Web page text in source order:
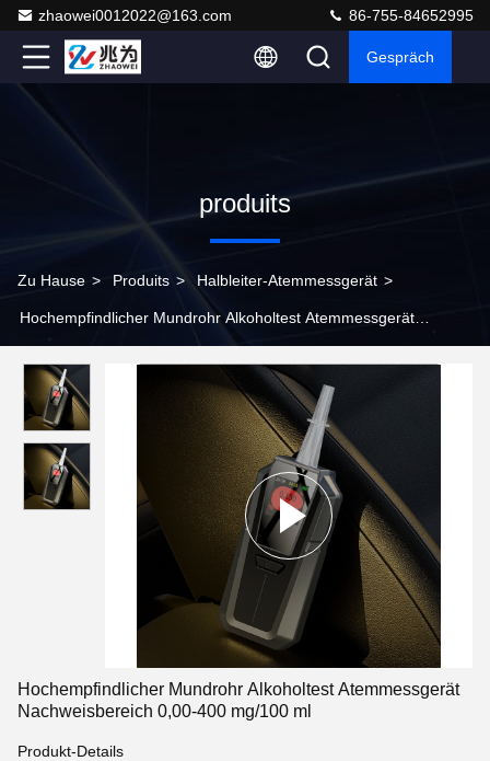
zhaowei0012022@163.com 86-755-84652995
Gespräch
produits
Zu Hause > Produits > Halbleiter-Atemmessgerät >
Hochempfindlicher Mundrohr Alkoholtest Atemmessgerät
Hochempfindlicher Mundrohr Alkoholtest Atemmessgerät
Nachweisbereich 0,00-400 mg/100 ml
Produkt-Details